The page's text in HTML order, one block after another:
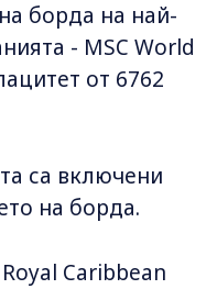
борда на най-
- MSC World
от 6762
са включени
на борда.
Caribbean